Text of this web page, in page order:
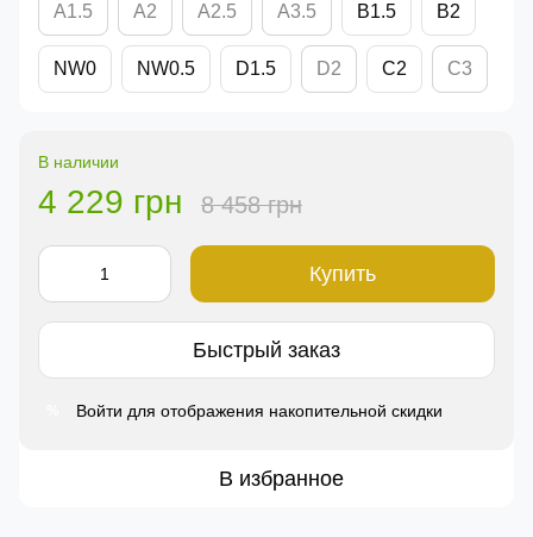
А1.5 А2 А2.5 А3.5 B1.5 B2
NW0 NW0.5 D1.5 D2 C2 C3
В наличии
4 229 грн 8 458 грн
Купить
Быстрый заказ
Войти для отображения накопительной скидки
В избранное